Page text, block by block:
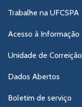
Trabalhe na UFCSPA
Acesso à Informação
Unidade de Correição
Dados Abertos
Boletim de serviço